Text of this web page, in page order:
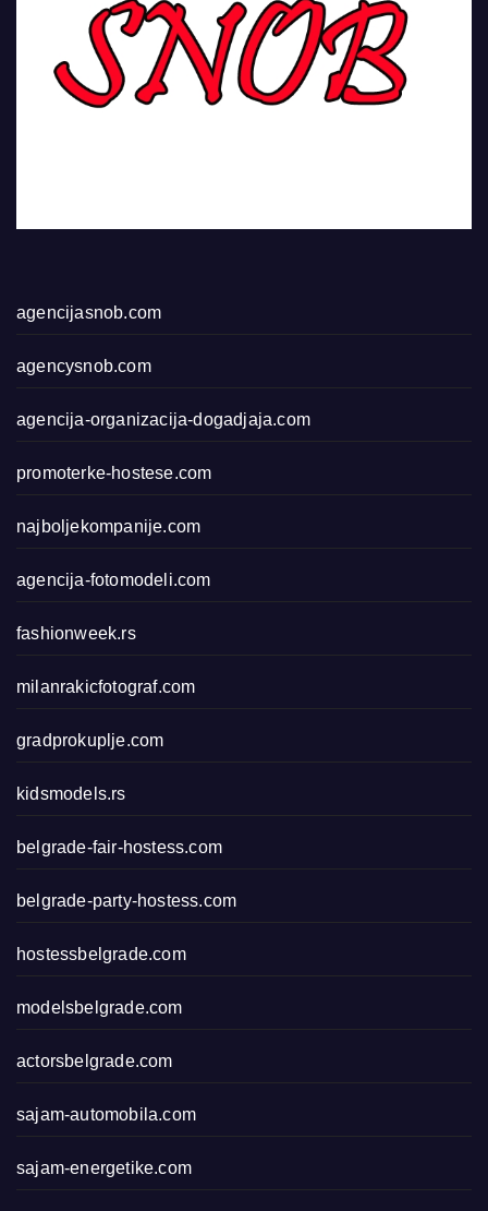
agencijasnob.com
agencysnob.com
agencija-organizacija-dogadjaja.com
promoterke-hostese.com
najboljekompanije.com
agencija-fotomodeli.com
fashionweek.rs
milanrakicfotograf.com
gradprokuplje.com
kidsmodels.rs
belgrade-fair-hostess.com
belgrade-party-hostess.com
hostessbelgrade.com
modelsbelgrade.com
actorsbelgrade.com
sajam-automobila.com
sajam-energetike.com